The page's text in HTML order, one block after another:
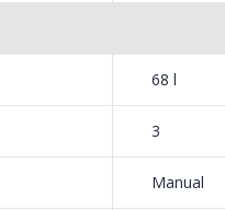
68 l
3
Manual